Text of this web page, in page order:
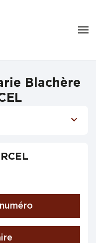
Blachère